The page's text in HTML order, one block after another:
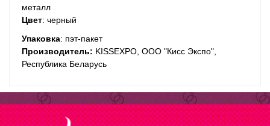
металл
Цвет: черный
Упаковка: пэт-пакет
Производитель: KISSEXPO, ОOО "Кисс Экспо",
Республика Беларусь